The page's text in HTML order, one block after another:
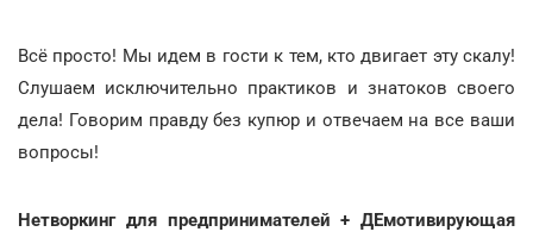
Всё просто! Мы идем в гости к тем, кто двигает эту скалу!
Слушаем исключительно практиков и знатоков своего
дела! Говорим правду без купюр и отвечаем на все ваши
вопросы!
Нетворкинг для предпринимателей + ДЕмотивирующая